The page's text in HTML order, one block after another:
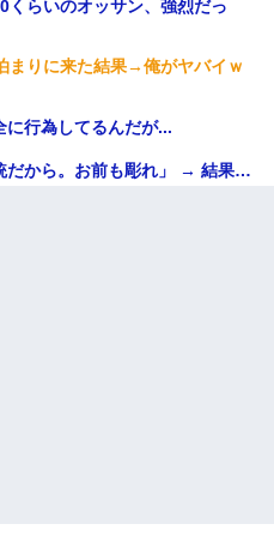
くらいのオッサン、強烈だっ
まりに来た結果→俺がヤバイｗ
に行為してるんだが...
だから。お前も彫れ」 → 結果…